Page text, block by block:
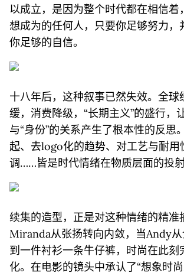
以成立，是因为整个时代都在相信着
想成为的任何人，只要你足够努力，
你足够的自信。
十八年后，这种叙事已然失效。全球
缓，消费降级，“长期主义”的盛行，
与“身份”的关系产生了根本性的反思
起、去logo化的趋势、对工艺与耐用
调……皆是时代情绪在物质层面的投射
续集的造型，正是对这种情绪的精准
Miranda从张扬转向内敛，当Andy
到一件衬衫一条牛仔裤，时尚在此刻
化。在电影的镜头中承认了“想象时